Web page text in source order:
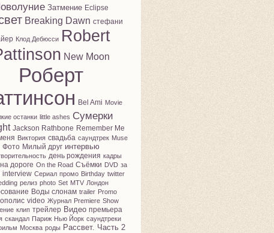
Затмение Eclipse
Breaking Dawn стефани
Клод Дебюсси Robert
New Moon
Роберт
Bel Ami Movie
останки little ashes Сумерки
Jackson Rathbone Remember Me
Виктория свадьба саундтрек Muse
Фото Милый друг интервью
день рождения кадры
на дороге On the Road Съёмки DVD за
interview Сериал промо Birthday twitter
релиз photo Set MTV Лондон
Воды слонам trailer Promo
video Журнал Premiere Show
клип трейлер Видео премьера
скандал Париж Нью Йорк саундтреки
Москва роды Рассвет. Часть 2